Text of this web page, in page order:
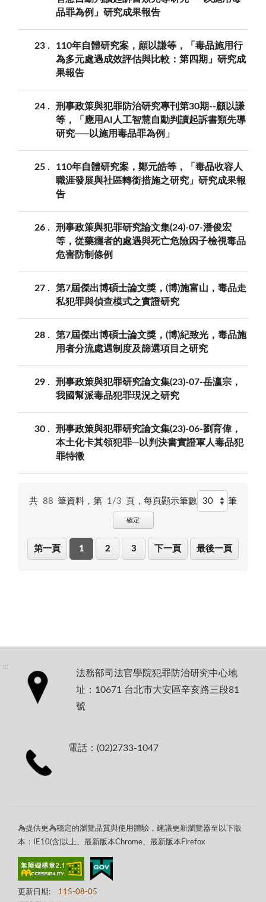
品罪為例」研究成果報告
23
110年自體研究案，顧以謙等，「毒品施用行
為多元處遇成效評估與比較：第四期」研究成
果報告
24
刑事政策與犯罪防治研究專刊第30期--顧以謙
等，「應用AI人工智慧自動判讀起訴書類先導
研究──以施用毒品罪為例」
25
110年自體研究案，鄭元皓等，「毒品收容人
職涯發展與社區轉銜措施之研究」研究成果報
告
26
刑事政策與犯罪研究論文集(24)-07-潘俊宏
等，從藥癮者的處遇與死亡危險因子檢視毒品
危害防制條例
27
第7屆傑出博碩士論文獎，(博)施富山，毒品走
私犯罪與偵查模式之實證研究
28
第7屆傑出博碩士論文獎，(博)紀致光，毒品施
用者分流處遇制度及篩選項目之研究
29
刑事政策與犯罪研究論文集(23)-07-岳瀛宗，
我國幫派毒品犯罪現況之研究
30
刑事政策與犯罪研究論文集(23)-06-劉育偉，
本土化卡其領犯罪─以判決書實證軍人毒品犯
罪特徵
共 88 筆資料，第 1/3 頁，每頁顯示筆數 筆
確定
第一頁 1 2 3 下一頁 最後一頁
:::
法務部司法官學院犯罪防治研究中心地
址：10671 台北市大安區辛亥路三段81
號
電話：(02)2733-1047
為提供更為穩定的瀏覽品質與使用體驗，建議更新瀏覽器至以下版
本：IE10(含)以上、最新版本Chrome、最新版本Firefox
更新日期:
115-08-05